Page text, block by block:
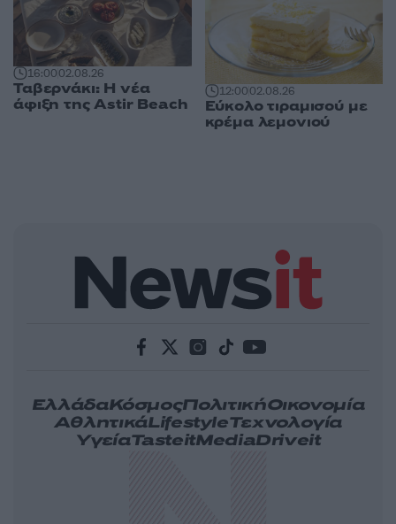
16:0002.08.26
Ταβερνάκι: Η νέα
άφιξη της Astir Beach
12:0002.08.26
Εύκολο τιραμισού με
κρέμα λεμονιού
ΕλλάδαΚόσμοςΠολιτικήΟικονομία
ΑθλητικάLifestyleΤεχνολογία
ΥγείαTasteitMediaDriveit